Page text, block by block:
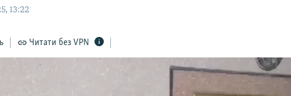
13:22
Читати без VPN